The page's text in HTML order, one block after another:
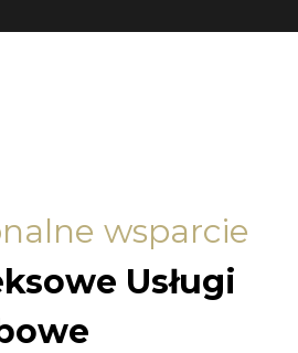
wsparcie
Usługi